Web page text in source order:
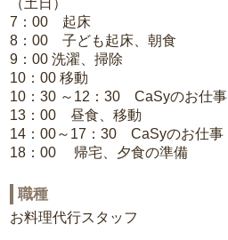
（土日）
7：00 起床
8：00 子ども起床、朝食
9：00 洗濯、掃除
10：00 移動
10：30 ～12：30 CaSyのお仕事
13：00 昼食、移動
14：00～17：30 CaSyのお仕事
18：00 帰宅、夕食の準備
職種
お料理代行スタッフ